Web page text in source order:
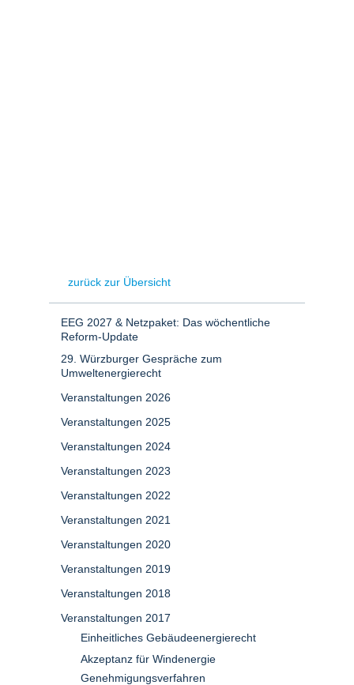
zurück zur Übersicht
EEG 2027 & Netzpaket: Das wöchentliche
Reform-Update
29. Würzburger Gespräche zum
Umweltenergierecht
Veranstaltungen 2026
Veranstaltungen 2025
Veranstaltungen 2024
Veranstaltungen 2023
Veranstaltungen 2022
Veranstaltungen 2021
Veranstaltungen 2020
Veranstaltungen 2019
Veranstaltungen 2018
Veranstaltungen 2017
Einheitliches Gebäudeenergierecht
Akzeptanz für Windenergie
Genehmigungsverfahren